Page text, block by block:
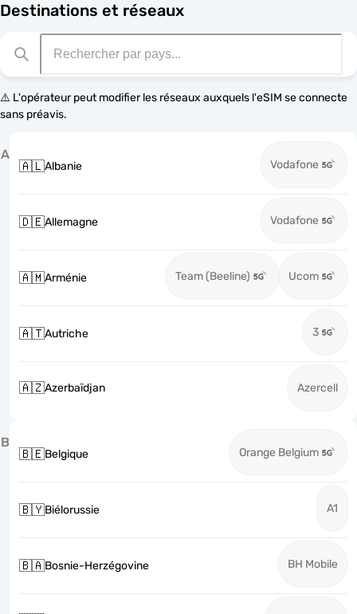
Destinations et réseaux
⚠️ L'opérateur peut modifier les réseaux auxquels l'eSIM se connecte
sans préavis.
A
🇦🇱Albanie Vodafone
🇩🇪Allemagne Vodafone
🇦🇲Arménie Team (Beeline) Ucom
🇦🇹Autriche 3
🇦🇿Azerbaïdjan Azercell
B
🇧🇪Belgique Orange Belgium
🇧🇾Biélorussie A1
🇧🇦Bosnie-Herzégovine BH Mobile